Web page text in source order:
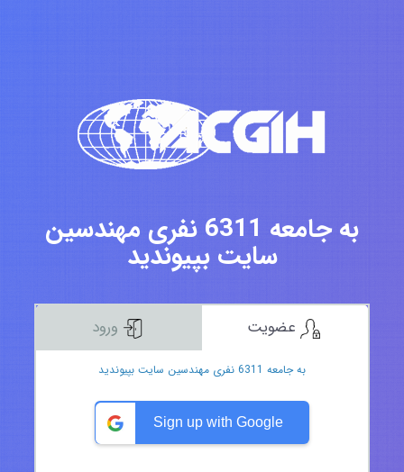
به جامعه 6311 نفری مهندسین
سایت بپیوندید
به جامعه 6311 نفری مهندسین سایت بپیوندید
Sign up with Google